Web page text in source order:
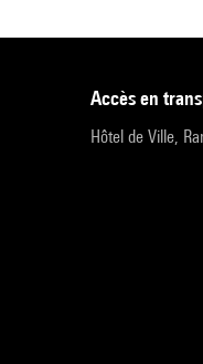
accès en
Hôtel de Ville,